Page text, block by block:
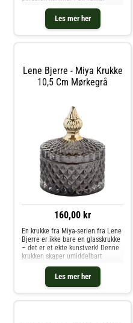
Les mer her
Suppetallerkenen er en del av den
populære Amera-serien, kjent for
sin unike dobbelte reaktive glasur.
Lene Bjerre - Miya Krukke
10,5 Cm Mørkegrå
160,00 kr
Les mer her
En krukke fra Miya-serien fra Lene
Bjerre er ikke bare en glasskrukke
– det er et ekte kunstverk! Denne
krukken skaper umiddelbart
oppmerksomhet i hjemmet med
sitt elegante design og unike
glassmønstre. Den er ikke bare et
dekorativt element, men ogs